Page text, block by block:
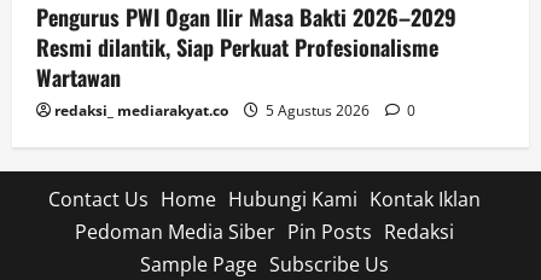
Pengurus PWI Ogan Ilir Masa Bakti 2026–2029
Resmi dilantik, Siap Perkuat Profesionalisme
Wartawan
redaksi_ mediarakyat.co 5 Agustus 2026 0
Contact Us Home Hubungi Kami Kontak Iklan
Pedoman Media Siber Pin Posts Redaksi
Sample Page Subscribe Us